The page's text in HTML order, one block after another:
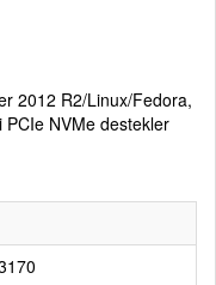
2012 R2/Linux/Fedora,
NVMe destekler